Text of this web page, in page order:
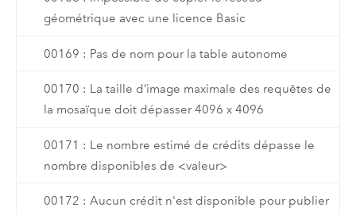
géométrique avec une licence Basic
00169 : Pas de nom pour la table autonome
00170 : La taille d’image maximale des requêtes de
la mosaïque doit dépasser 4096 x 4096
00171 : Le nombre estimé de crédits dépasse le
nombre disponibles de <valeur>
00172 : Aucun crédit n'est disponible pour publier